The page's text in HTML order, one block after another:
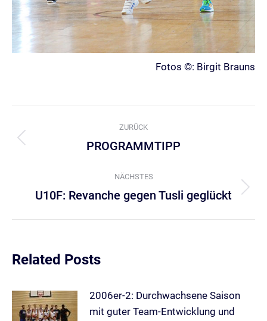
Fotos ©: Birgit Brauns
Kommentarnavigation
ZURÜCK
Vorheriger
PROGRAMMTIPP
NÄCHSTES
Nächster
U10F: Revanche gegen Tusli geglückt
Related Posts
2006er-2: Durchwachsene Saison
mit guter Team-Entwicklung und